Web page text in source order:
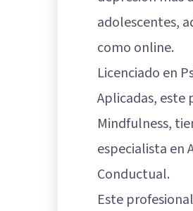
adolescentes,
como online.
Licenciado en
Aplicadas, este
Mindfulness,
especialista en
Conductual.
Este